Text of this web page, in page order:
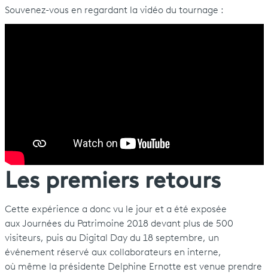
Souvenez-vous en regardant la vidéo du tournage :
Les premiers retours
Cette expérience a donc vu le jour et a été exposée
aux Journées du Patrimoine 2018 devant plus de 500
visiteurs, puis au Digital Day du 18 septembre, un
événement réservé aux collaborateurs en interne,
où même la présidente Delphine Ernotte est venue prendre